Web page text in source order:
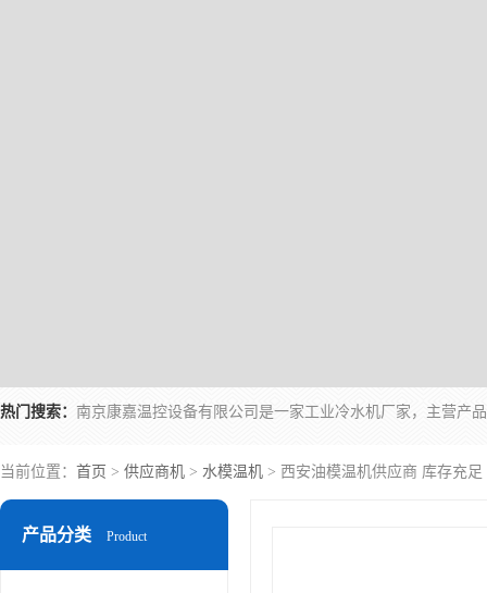
热门搜索：
当前位置： 首页 > 供应商机 > 水模温机 > 西安油模温机供应商 库存充足
产品分类 Product